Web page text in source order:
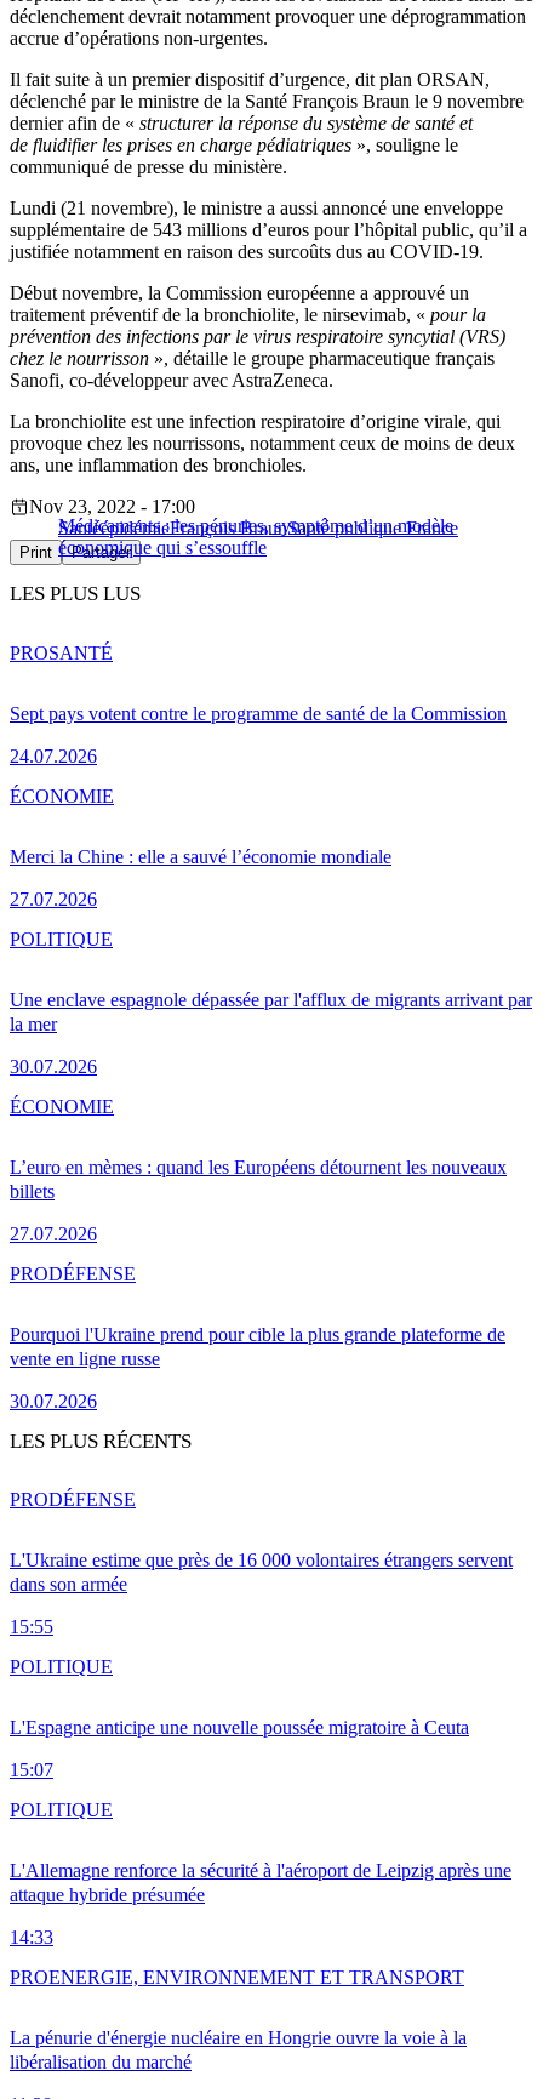
déclenchement devrait notamment provoquer une déprogrammation
accrue d’opérations non-urgentes.
Il fait suite à un premier dispositif d’urgence, dit plan ORSAN,
déclenché par le ministre de la Santé François Braun le 9 novembre
dernier afin de « structurer la réponse du système de santé et
de fluidifier les prises en charge pédiatriques », souligne le
communiqué de presse du ministère.
Lundi (21 novembre), le ministre a aussi annoncé une enveloppe
supplémentaire de 543 millions d’euros pour l’hôpital public, qu’il a
justifiée notamment en raison des surcoûts dus au COVID-19.
Début novembre, la Commission européenne a approuvé un
traitement préventif de la bronchiolite, le nirsevimab, « pour la
prévention des infections par le virus respiratoire syncytial (VRS)
chez le nourrisson », détaille le groupe pharmaceutique français
Sanofi, co-développeur avec AstraZeneca.
La bronchiolite est une infection respiratoire d’origine virale, qui
provoque chez les nourrissons, notamment ceux de moins de deux
ans, une inflammation des bronchioles.
Médicaments : les pénuries, symptôme d’un modèle
économique qui s’essouffle
Nov 23, 2022 - 17:00
SantéépidémieFrançois BraunSanté publique France
Print Partager
LES PLUS LUS
Sept pays votent contre le programme de santé de la Commission
24.07.2026
PROSANTÉ
Merci la Chine : elle a sauvé l’économie mondiale
27.07.2026
ÉCONOMIE
Une enclave espagnole dépassée par l'afflux de migrants arrivant par
la mer
30.07.2026
POLITIQUE
L’euro en mèmes : quand les Européens détournent les nouveaux
billets
27.07.2026
ÉCONOMIE
Pourquoi l'Ukraine prend pour cible la plus grande plateforme de
vente en ligne russe
30.07.2026
PRODÉFENSE
LES PLUS RÉCENTS
L'Ukraine estime que près de 16 000 volontaires étrangers servent
dans son armée
15:55
PRODÉFENSE
L'Espagne anticipe une nouvelle poussée migratoire à Ceuta
15:07
POLITIQUE
L'Allemagne renforce la sécurité à l'aéroport de Leipzig après une
attaque hybride présumée
14:33
POLITIQUE
La pénurie d'énergie nucléaire en Hongrie ouvre la voie à la
libéralisation du marché
PROENERGIE, ENVIRONNEMENT ET TRANSPORT